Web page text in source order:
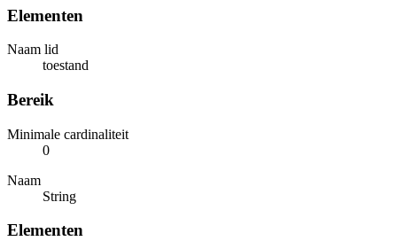
Elementen
Naam lid
toestand
Bereik
Minimale cardinaliteit
0
Naam
String
Elementen